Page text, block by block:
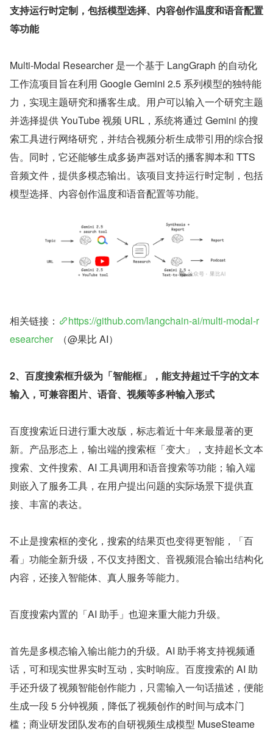
支持运行时定制，包括模型选择、内容创作温度和语音配置
等功能
Multi-Modal Researcher 是一个基于 LangGraph 的自动化
工作流项目旨在利用 Google Gemini 2.5 系列模型的独特能
力，实现主题研究和播客生成。用户可以输入一个研究主题
并选择提供 YouTube 视频 URL，系统将通过 Gemini 的搜
索工具进行网络研究，并结合视频分析生成带引用的综合报
告。同时，它还能够生成多扬声器对话的播客脚本和 TTS
音频文件，提供多模态输出。该项目支持运行时定制，包括
模型选择、内容创作温度和语音配置等功能。
相关链接：
https://github.com/langchain-ai/multi-modal-r
esearcher
  （@果比 AI）
2、百度搜索框升级为「智能框」，能支持超过千字的文本
输入，可兼容图片、语音、视频等多种输入形式
百度搜索近日进行重大改版，标志着近十年来最显著的更
新。产品形态上，输出端的搜索框「变大」，支持超长文本
搜索、文件搜索、AI 工具调用和语音搜索等功能；输入端
则嵌入了服务工具，在用户提出问题的实际场景下提供直
接、丰富的表达。
不止是搜索框的变化，搜索的结果页也变得更智能，「百
看」功能全新升级，不仅支持图文、音视频混合输出结构化
内容，还接入智能体、真人服务等能力。
百度搜索内置的「AI 助手」也迎来重大能力升级。
首先是多模态输入输出能力的升级。AI 助手将支持视频通
话，可和现实世界实时互动，实时响应。百度搜索的 AI 助
手还升级了视频智能创作能力，只需输入一句话描述，便能
生成一段 5 分钟视频，降低了视频创作的时间与成本门
槛；商业研发团队发布的自研视频生成模型 MuseSteame